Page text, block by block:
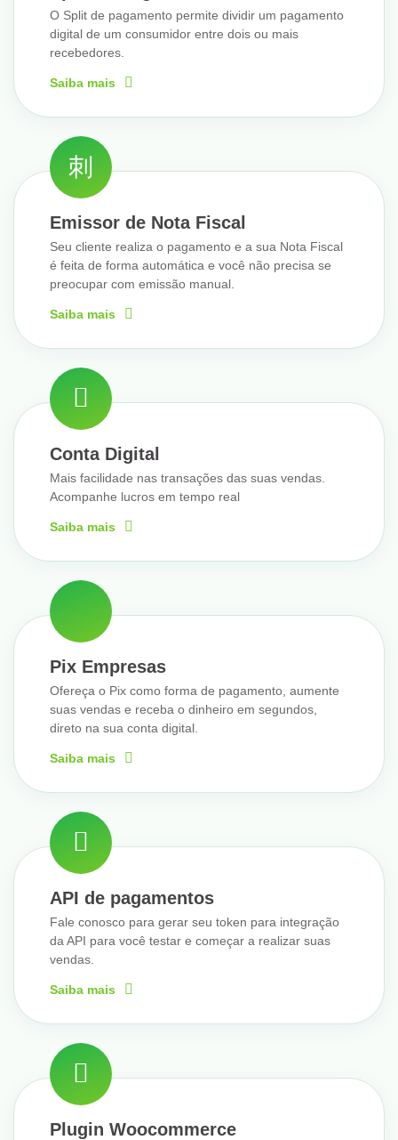
O Split de pagamento permite dividir um pagamento
digital de um consumidor entre dois ou mais
recebedores.
Saiba mais
Emissor de Nota Fiscal
Seu cliente realiza o pagamento e a sua Nota Fiscal
é feita de forma automática e você não precisa se
preocupar com emissão manual.
Saiba mais
Conta Digital
Mais facilidade nas transações das suas vendas.
Acompanhe lucros em tempo real
Saiba mais
Pix Empresas
Ofereça o Pix como forma de pagamento, aumente
suas vendas e receba o dinheiro em segundos,
direto na sua conta digital.
Saiba mais
Plugin Woocommerce
API de pagamentos
Fale conosco para gerar seu token para integração
da API para você testar e começar a realizar suas
vendas.
Saiba mais